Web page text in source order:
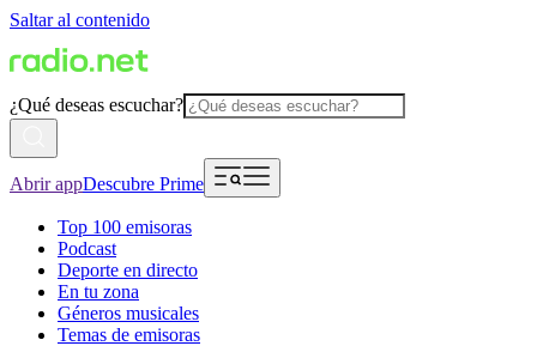
Saltar al contenido
¿Qué deseas escuchar?
Abrir appDescubre Prime
Top 100 emisoras
Podcast
Deporte en directo
En tu zona
Géneros musicales
Temas de emisoras